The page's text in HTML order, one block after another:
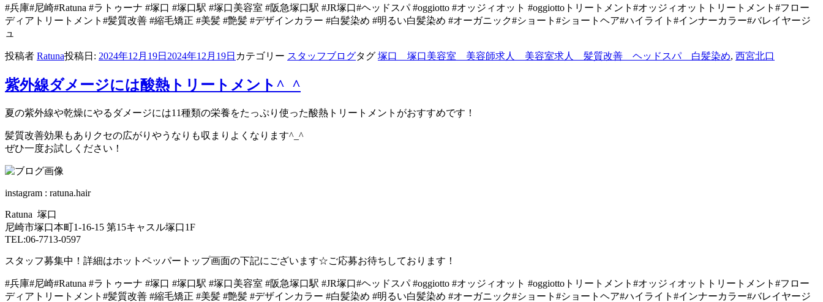
#兵庫#尼崎#Ratuna #ラトゥーナ #塚口 #塚口駅 #塚口美容室 #阪急塚口駅 #JR塚口#ヘッドスパ #oggiotto #オッジィオット #oggiottoトリートメント#オッジィオットトリートメント#フロー
ディアトリートメント#髪質改善 #縮毛矯正 #美髪 #艶髪 #デザインカラー #白髪染め #明るい白髪染め #オーガニック#ショート#ショートヘア#ハイライト#インナーカラー#バレイヤージ
ュ
投稿者 Ratuna投稿日: 2024年12月19日 2024年12月19日 カテゴリー スタッフブログタグ 塚口 塚口美容室 美容師求人 美容室求人 髪質改善 ヘッドスパ 白髪染め, 西宮北口
紫外線ダメージには酸熱トリートメント^_^
夏の紫外線や乾燥にやるダメージには11種類の栄養をたっぷり使った酸熱トリートメントがおすすめです！
髪質改善効果もありクセの広がりやうなりも収まりよくなります^_^
ぜひ一度お試しください！
instagram : ratuna.hair
Ratuna 塚口
尼崎市塚口本町1-16-15 第15キャスル塚口1F
TEL:06-7713-0597
スタッフ募集中！詳細はホットペッパートップ画面の下記にございます☆ご応募お待ちしております！
#兵庫#尼崎#Ratuna #ラトゥーナ #塚口 #塚口駅 #塚口美容室 #阪急塚口駅 #JR塚口#ヘッドスパ #oggiotto #オッジィオット #oggiottoトリートメント#オッジィオットトリートメント#フロー
ディアトリートメント#髪質改善 #縮毛矯正 #美髪 #艶髪 #デザインカラー #白髪染め #明るい白髪染め #オーガニック#ショート#ショートヘア#ハイライト#インナーカラー#バレイヤージ